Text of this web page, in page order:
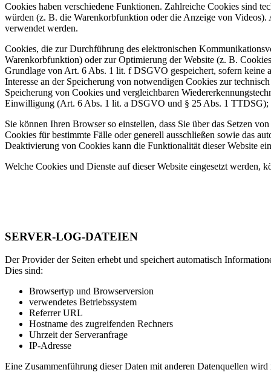
Cookies haben verschiedene Funktionen. Zahlreiche Cookies sind
würden (z. B. die Warenkorbfunktion oder die Anzeige von
verwendet werden.
Cookies, die zur Durchführung des elektronischen
Warenkorbfunktion) oder zur Optimierung der Website (z. B.
Grundlage von Art. 6 Abs. 1 lit. f DSGVO gespeichert, sofern keine
Interesse an der Speicherung von notwendigen Cookies zur
Speicherung von Cookies und vergleichbaren
Einwilligung (Art. 6 Abs. 1 lit. a DSGVO und § 25 Abs. 1
Sie können Ihren Browser so einstellen, dass Sie über das Setzen
Cookies für bestimmte Fälle oder generell ausschließen sowie das
Deaktivierung von Cookies kann die Funktionalität dieser Website
Welche Cookies und Dienste auf dieser Website eingesetzt werden,
SERVER-LOG-DATEIEN
Der Provider der Seiten erhebt und speichert automatisch
Dies sind:
Browsertyp und Browserversion
verwendetes Betriebssystem
Referrer URL
Hostname des zugreifenden Rechners
Uhrzeit der Serveranfrage
IP-Adresse
Eine Zusammenführung dieser Daten mit anderen Datenquellen